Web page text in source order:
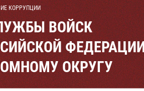
КОРРУПЦИИ
ВОЙСК
ОКРУГУ